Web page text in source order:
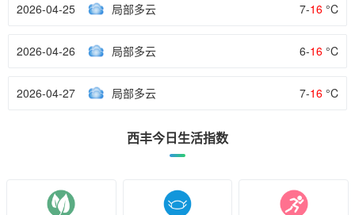
2026-04-25 局部多云 7-16 °C
2026-04-26 局部多云 6-16 °C
2026-04-27 局部多云 7-16 °C
西丰今日生活指数